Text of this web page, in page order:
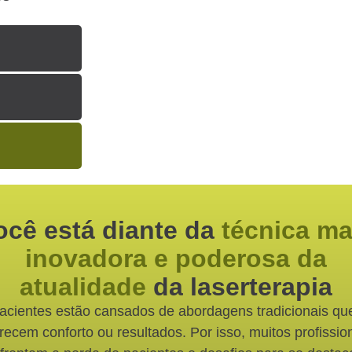
está diante da técnica
inovadora e poderosa da
atualidade da laserterapia
estão cansados de abordagens tradicionais
conforto ou resultados. Por isso, muitos